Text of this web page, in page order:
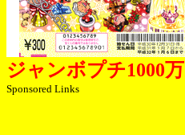
ジャンボプチ1000万
Sponsored Links